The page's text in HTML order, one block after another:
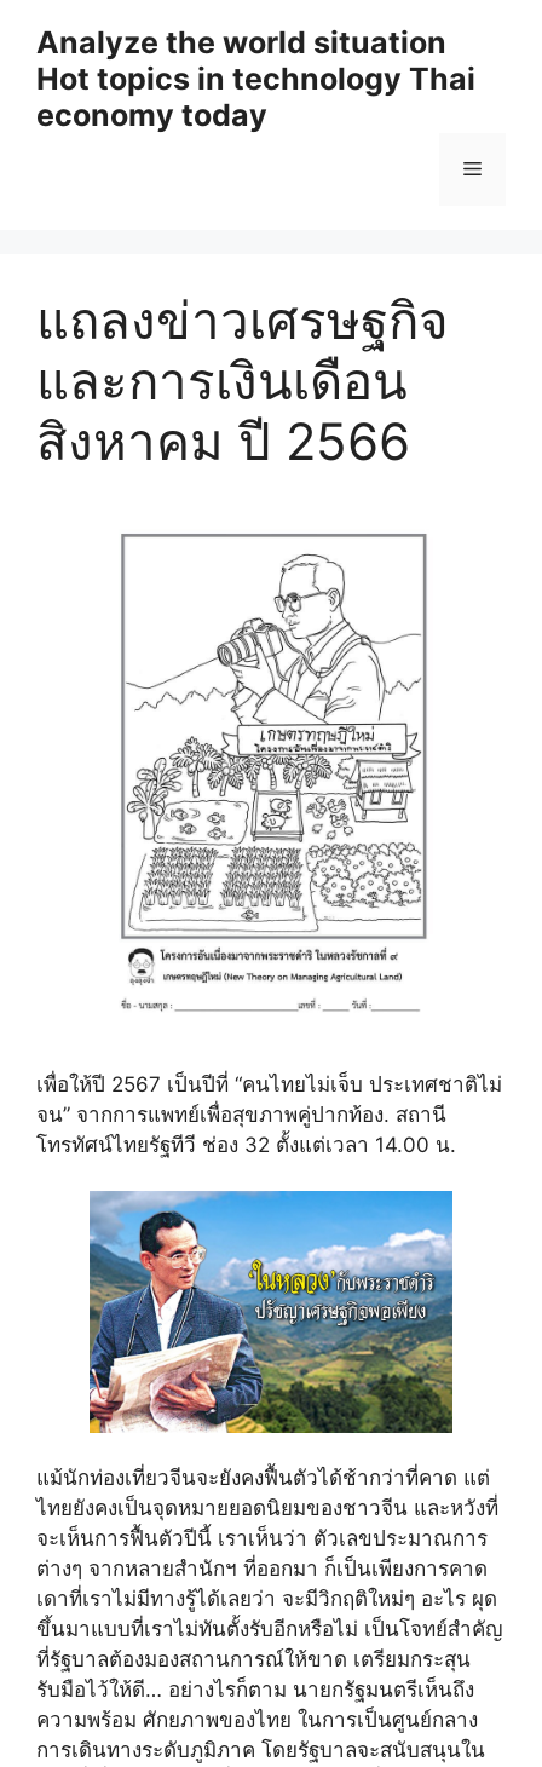
content
Analyze the world situation
Hot topics in technology Thai
economy today
Menu
แถลงข่าวเศรษฐกิจ
และการเงินเดือน
สิงหาคม ปี 2566
เพื่อให้ปี 2567 เป็นปีที่ “คนไทยไม่เจ็บ ประเทศชาติไม่
จน” จากการแพทย์เพื่อสุขภาพคู่ปากท้อง. สถานี
โทรทัศน์ไทยรัฐทีวี ช่อง 32 ตั้งแต่เวลา 14.00 น.
แม้นักท่องเที่ยวจีนจะยังคงฟื้นตัวได้ช้ากว่าที่คาด แต่
ไทยยังคงเป็นจุดหมายยอดนิยมของชาวจีน และหวังที่
จะเห็นการฟื้นตัวปีนี้ เราเห็นว่า ตัวเลขประมาณการ
ต่างๆ จากหลายสำนักฯ ที่ออกมา ก็เป็นเพียงการคาด
เดาที่เราไม่มีทางรู้ได้เลยว่า จะมีวิกฤติใหม่ๆ อะไร ผุด
ขึ้นมาแบบที่เราไม่ทันตั้งรับอีกหรือไม่ เป็นโจทย์สำคัญ
ที่รัฐบาลต้องมองสถานการณ์ให้ขาด เตรียมกระสุน
รับมือไว้ให้ดี… อย่างไรก็ตาม นายกรัฐมนตรีเห็นถึง
ความพร้อม ศักยภาพของไทย ในการเป็นศูนย์กลาง
การเดินทางระดับภูมิภาค โดยรัฐบาลจะสนับสนุนใน